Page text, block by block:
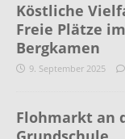
Köstliche
Freie Plätze
Bergkamen
9. September 2025
Flohmarkt an